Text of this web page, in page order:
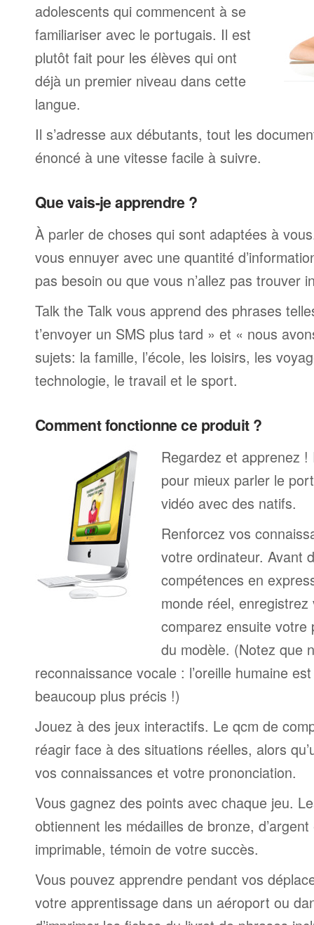
adolescents qui commencent à se
familiariser avec le portugais. Il est
plutôt fait pour les élèves qui ont
déjà un premier niveau dans cette
langue.
Il s’adresse aux débutants, tout les
énoncé à une vitesse facile à suivre.
Que vais-je apprendre ?
À parler de choses qui sont adaptées à
vous ennuyer avec une quantité
pas besoin ou que vous n’allez pas trouver
Talk the Talk vous apprend des phrases
t’envoyer un SMS plus tard » et « nous
sujets: la famille, l’école, les loisirs, les
technologie, le travail et le sport.
Comment fonctionne ce produit ?
Regardez et apprenez
pour mieux parler le
vidéo avec des natifs.
Renforcez vos
votre ordinateur. Avant
compétences en
monde réel,
comparez ensuite votre
du modèle. (Notez que
reconnaissance vocale : l’oreille humaine
beaucoup plus précis !)
Jouez à des jeux interactifs. Le qcm de
réagir face à des situations réelles, alors
vos connaissances et votre prononciation.
Vous gagnez des points avec chaque jeu.
obtiennent les médailles de bronze,
imprimable, témoin de votre succès.
Vous pouvez apprendre pendant vos
votre apprentissage dans un aéroport ou